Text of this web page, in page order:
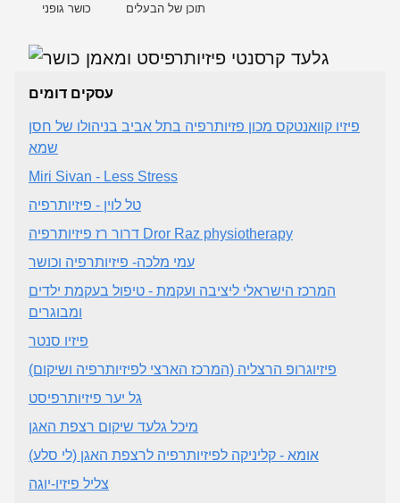
כושר גופני תוכן של הבעלים
עסקים דומים
פיזיו קוואנטקס מכון פזיותרפיה בתל אביב בניהולו של חסן
שמא
Miri Sivan - Less Stress
טל לוין - פיזיותרפיה
דרור רז פיזיותרפיה Dror Raz physiotherapy
עמי מלכה- פיזיותרפיה וכושר
המרכז הישראלי ליציבה ועקמת - טיפול בעקמת ילדים
ומבוגרים
פיזיו סנטר
פיזיוגרופ הרצליה (המרכז הארצי לפיזיותרפיה ושיקום)
גל יער פיזיותרפיסט
מיכל גלעד שיקום רצפת האגן
אומא - קליניקה לפיזיותרפיה לרצפת האגן (לי סלע)
צליל פיזיו-יוגה